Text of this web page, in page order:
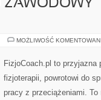
ZAWODOWY
MOŻLIWOŚĆ
FizjoCoach.pl to przyjazna
fizjoterapii, powrotowi do
pracy z przeciążeniami.